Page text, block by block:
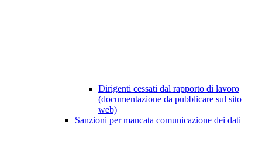
Dirigenti cessati dal rapporto di lavoro
(documentazione da pubblicare sul sito
web)
Sanzioni per mancata comunicazione dei dati